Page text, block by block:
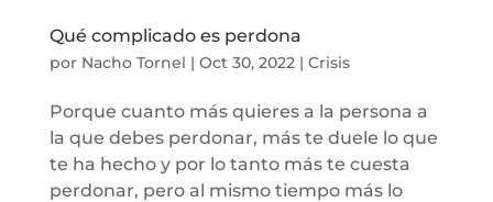
Qué complicado es perdona
por Nacho Tornel | Oct 30, 2022 | Crisis
Porque cuanto más quieres a la persona a
la que debes perdonar, más te duele lo que
te ha hecho y por lo tanto más te cuesta
perdonar, pero al mismo tiempo más lo